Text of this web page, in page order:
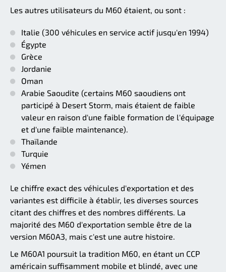
Les autres utilisateurs du M60 étaient, ou sont :
Italie (300 véhicules en service actif jusqu'en 1994)
Égypte
Grèce
Jordanie
Oman
Arabie Saoudite (certains M60 saoudiens ont
participé à Desert Storm, mais étaient de faible
valeur en raison d'une faible formation de l'équipage
et d'une faible maintenance).
Thaïlande
Turquie
Yémen
Le chiffre exact des véhicules d'exportation et des
variantes est difficile à établir, les diverses sources
citant des chiffres et des nombres différents. La
majorité des M60 d'exportation semble être de la
version M60A3, mais c'est une autre histoire.
Le M60A1 poursuit la tradition M60, en étant un CCP
américain suffisamment mobile et blindé, avec une